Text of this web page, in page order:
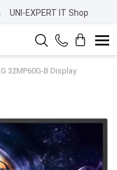
UNI-EXPERT IT Shop
32MP60G-B Display